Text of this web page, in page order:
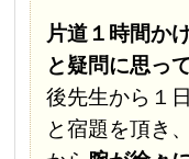
片道１時間か
と疑問に思っ
後先生から１
と宿題を頂き